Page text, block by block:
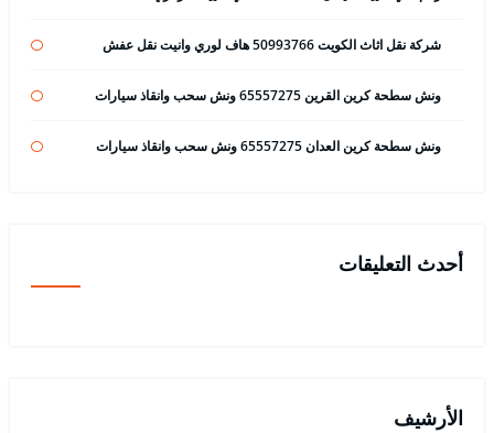
شركة نقل اثاث الكويت 50993766 هاف لوري وانيت نقل عفش
ونش سطحة كرين القرين 65557275 ونش سحب وانقاذ سيارات
ونش سطحة كرين العدان 65557275 ونش سحب وانقاذ سيارات
أحدث التعليقات
الأرشيف